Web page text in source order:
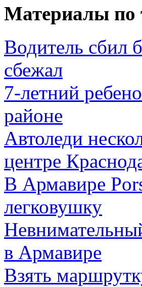
Материалы по
Водитель сбил
сбежал
7-летний
районе
Автоледи
центре
В Армавире
легковушку
в Армавире
Взять